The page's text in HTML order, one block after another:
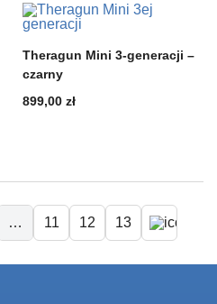
Theragun Mini 3-generacji –
czarny
899,00zł
… 11 12 13